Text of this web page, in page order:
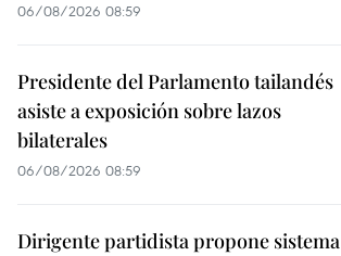
06/08/2026 08:59
Presidente del Parlamento tailandés
asiste a exposición sobre lazos
bilaterales
06/08/2026 08:59
Dirigente partidista propone sistema